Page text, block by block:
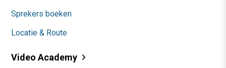
Sprekers boeken
Locatie & Route
Video Academy